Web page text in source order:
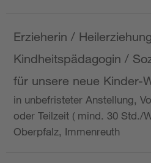
Erzieherin /
Kindheitspädagogin /
für unsere neue Kinder-
in unbefristeter Anstellung,
oder Teilzeit ( mind. 30 Std./
Oberpfalz, Immenreuth